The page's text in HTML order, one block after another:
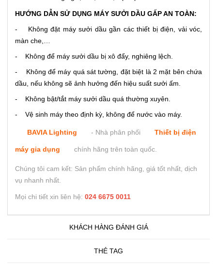
HƯỚNG DẪN SỬ DỤNG MÁY SƯỞI DẦU GẤP AN TOÀN:
- Không đặt máy sưởi dầu gần các thiết bị điện, vải vóc,
màn che,…
- Không để máy sưởi dầu bị xô đẩy, nghiêng lệch.
- Không để máy quá sát tường, đặt biệt là 2 mặt bên chứa
dầu, nếu không sẽ ảnh hưởng đến hiệu suất sưởi ấm.
- Không bật/tắt máy sưởi dầu quá thường xuyên.
- Vệ sinh máy theo định kỳ, không để nước vào máy.
BAVIA Lighting - Nhà phân phối Thiết bị điện
máy gia dụng chính hãng trên toàn quốc.
Chúng tôi cam kết: Sản phẩm chính hãng, giá tốt nhất, dịch
vụ nhanh nhất.
Mọi chi tiết xin liên hệ: 024 6675 0011
KHÁCH HÀNG ĐÁNH GIÁ
THẺ TAG